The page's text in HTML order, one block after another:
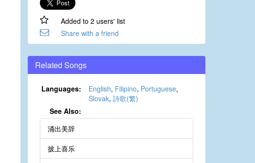
Added to 2 users' list
Share with a friend
Related Songs
Languages: English, Filipino, Portuguese,
Slovak, 詩歌(繁)
See Also:
涌出美辞
披上喜乐